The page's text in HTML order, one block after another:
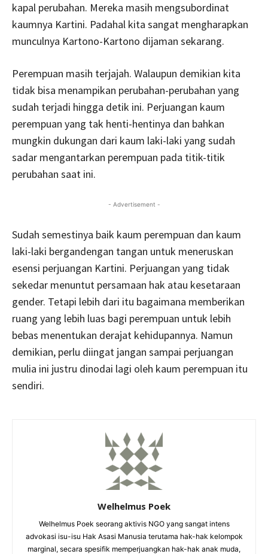
kapal perubahan. Mereka masih mengsubordinat
kaumnya Kartini. Padahal kita sangat mengharapkan
munculnya Kartono-Kartono dijaman sekarang.
Perempuan masih terjajah. Walaupun demikian kita
tidak bisa menampikan perubahan-perubahan yang
sudah terjadi hingga detik ini. Perjuangan kaum
perempuan yang tak henti-hentinya dan bahkan
mungkin dukungan dari kaum laki-laki yang sudah
sadar mengantarkan perempuan pada titik-titik
perubahan saat ini.
- Advertisement -
Sudah semestinya baik kaum perempuan dan kaum
laki-laki bergandengan tangan untuk meneruskan
esensi perjuangan Kartini. Perjuangan yang tidak
sekedar menuntut persamaan hak atau kesetaraan
gender. Tetapi lebih dari itu bagaimana memberikan
ruang yang lebih luas bagi perempuan untuk lebih
bebas menentukan derajat kehidupannya. Namun
demikian, perlu diingat jangan sampai perjuangan
mulia ini justru dinodai lagi oleh kaum perempuan itu
sendiri.
Welhelmus Poek
Welhelmus Poek seorang aktivis NGO yang sangat intens
advokasi isu-isu Hak Asasi Manusia terutama hak-hak kelompok
marginal, secara spesifik memperjuangkan hak-hak anak muda,